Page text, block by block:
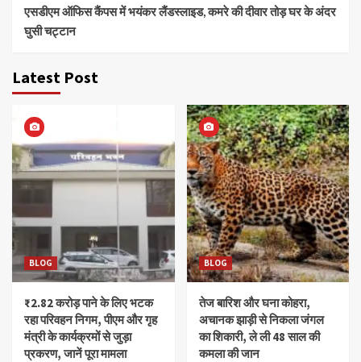
एसडीएम ऑफिस कैंपस में भयंकर लैंडस्लाइड, कमरे की दीवार तोड़ घर के अंदर
घुसी चट्टान
Latest Post
BLOG
₹2.82 करोड़ पाने के लिए भटक
रहा परिवहन निगम, पीएम और गृह
मंत्री के कार्यक्रमों से जुड़ा
प्रकरण, जानें पूरा मामला
BLOG
तेज बारिश और घना कोहरा,
अचानक झाड़ी से निकला जंगल
का शिकारी, ले ली 48 साल की
कमला की जान